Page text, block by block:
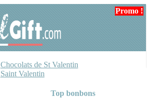
Chocolats de St Valentin
Saint Valentin
Top bonbons
Promo !